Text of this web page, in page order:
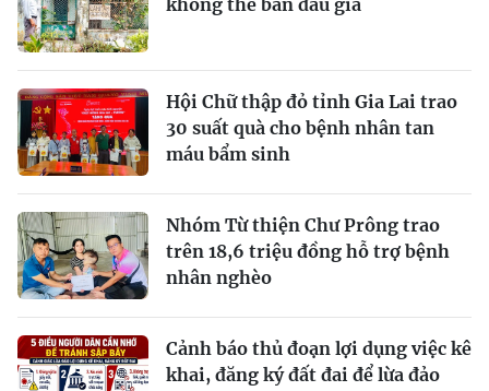
Hội Chữ thập đỏ tỉnh Gia Lai trao
30 suất quà cho bệnh nhân tan
máu bẩm sinh
Nhóm Từ thiện Chư Prông trao
trên 18,6 triệu đồng hỗ trợ bệnh
nhân nghèo
Cảnh báo thủ đoạn lợi dụng việc kê
khai, đăng ký đất đai để lừa đảo